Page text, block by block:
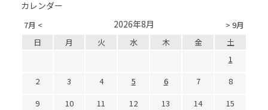
カレンダー
7月 < > 9月
2026年8月
日 月 火 水 木 金
土
1
2
3 4 5 6 7
8
9
10 11 12 13 14
15